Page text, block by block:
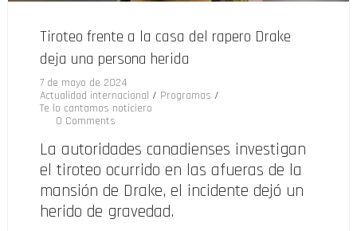
Tiroteo frente a la casa del rapero Drake
deja una persona herida
7 de mayo de 2024
Actualidad internacional / Programas /
Te lo cantamos noticiero
0 Comments
La autoridades canadienses investigan
el tiroteo ocurrido en las afueras de la
mansión de Drake, el incidente dejó un
herido de gravedad.